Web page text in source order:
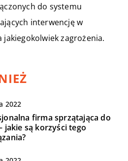
do systemu
interwencję w
zagrożenia.
2022
firma sprzątająca do
jakie są korzyści tego